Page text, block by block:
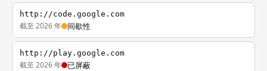
http://code.google.com
截至 2026 年 间歇性
http://play.google.com
截至 2026 年 已屏蔽